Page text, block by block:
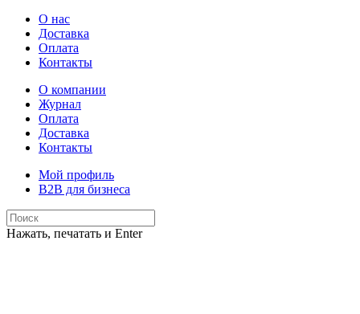
О нас
Доставка
Оплата
Контакты
О компании
Журнал
Оплата
Доставка
Контакты
Мой профиль
B2B для бизнеса
Нажать, печатать и Enter